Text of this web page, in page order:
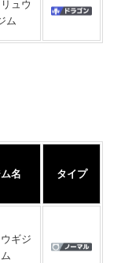
ュウ
ム
名 タイプ
ギジ
ム